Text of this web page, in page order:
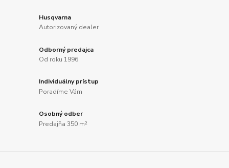
Husqvarna
Autorizovaný dealer
Odborný predajca
Od roku 1996
Individuálny prístup
Poradíme Vám
Osobný odber
Predajňa 350 m²